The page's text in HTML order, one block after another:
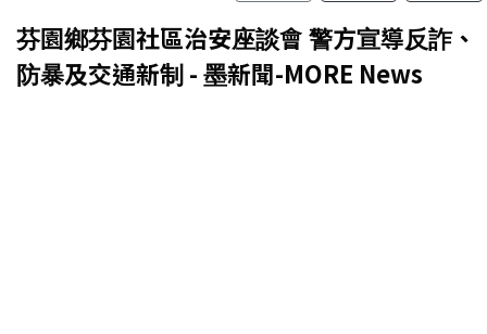
芬園鄉芬園社區治安座談會 警方宣導反詐、
防暴及交通新制 - 墨新聞-MORE News